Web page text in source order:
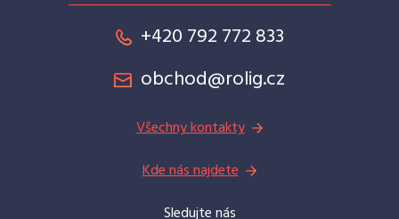
+420 792 772 833
obchod@rolig.cz
Všechny kontakty
Kde nás najdete
Sledujte nás